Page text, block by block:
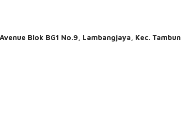
Blok BG1 No.9, Lambangjaya, Kec. Tambun